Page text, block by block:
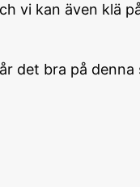
vi kan även klä
det bra på denna